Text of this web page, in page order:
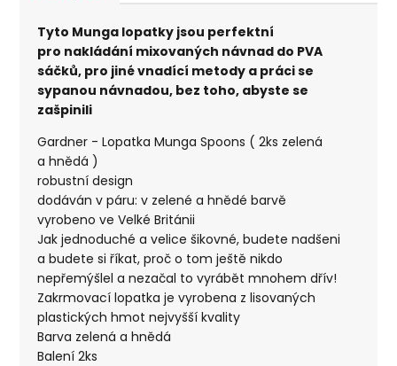
Tyto Munga lopatky jsou perfektní
pro nakládání mixovaných návnad do PVA
sáčků, pro jiné vnadící metody a práci se
sypanou návnadou, bez toho, abyste se
zašpinili
Gardner - Lopatka Munga Spoons ( 2ks zelená
a hnědá )
robustní design
dodáván v páru: v zelené a hnědé barvě
vyrobeno ve Velké Británii
Jak jednoduché a velice šikovné, budete nadšeni
a budete si říkat, proč o tom ještě nikdo
nepřemýšlel a nezačal to vyrábět mnohem dřív!
Zakrmovací lopatka je vyrobena z lisovaných
plastických hmot nejvyšší kvality
Barva zelená a hnědá
Balení 2ks